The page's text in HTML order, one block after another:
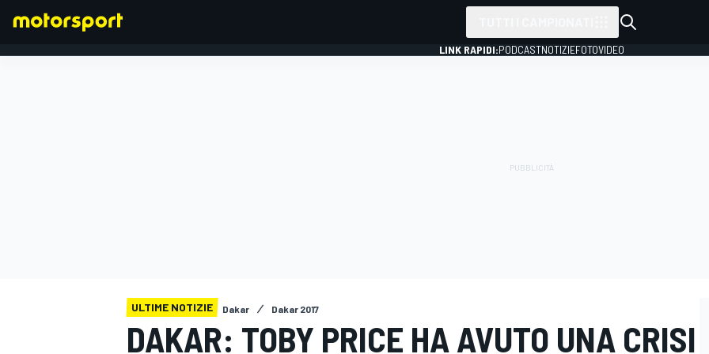
LINK RAPIDI:PODCASTNOTIZIEFOTOVIDEO
ULTIME NOTIZIE Dakar Dakar 2017
DAKAR: TOBY PRICE HA AVUTO UNA CRISI